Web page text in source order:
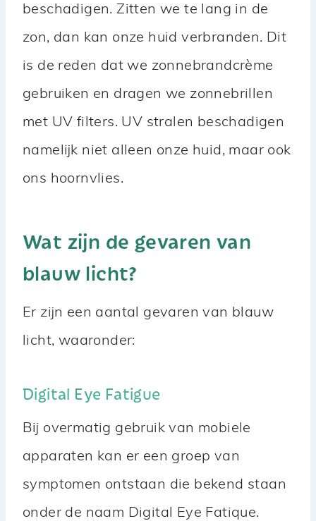
beschadigen. Zitten we te lang in de
zon, dan kan onze huid verbranden. Dit
is de reden dat we zonnebrandcrème
gebruiken en dragen we zonnebrillen
met UV filters. UV stralen beschadigen
namelijk niet alleen onze huid, maar ook
ons hoornvlies.
Wat zijn de gevaren van
blauw licht?
Er zijn een aantal gevaren van blauw
licht, waaronder:
Digital Eye Fatigue
Bij overmatig gebruik van mobiele
apparaten kan er een groep van
symptomen ontstaan die bekend staan
onder de naam Digital Eye Fatique.